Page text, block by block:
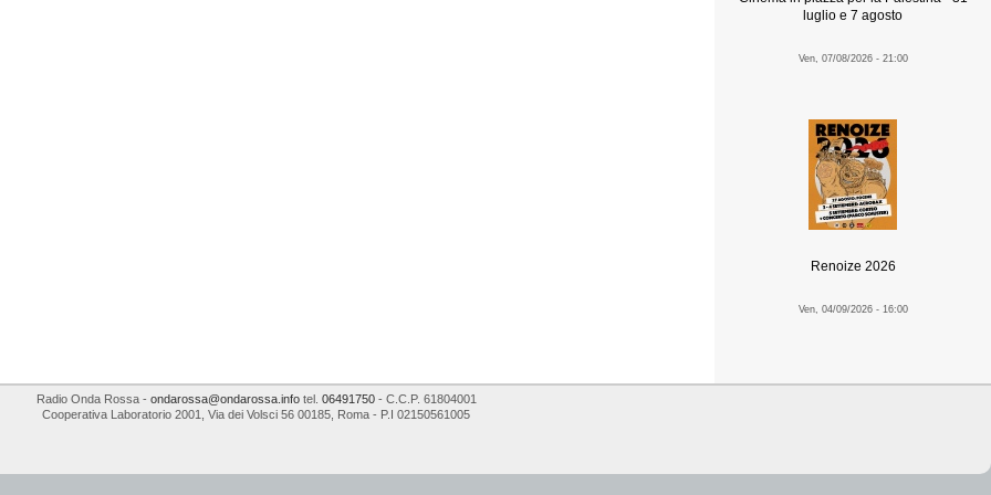
luglio e 7 agosto
Ven, 07/08/2026 - 21:00
Renoize 2026
Ven, 04/09/2026 - 16:00
Radio Onda Rossa- ondarossa@ondarossa.infotel. 06491750- C.C.P. 61804001
Cooperativa Laboratorio 2001
Via dei Volsci 56 00185 Roma - P.I 02150561005